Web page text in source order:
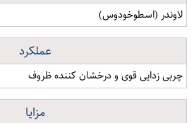
لاوندر (اسطوخودوس)
عملکرد
چربی زدایی قوی و درخشان کننده ظروف
مزایا